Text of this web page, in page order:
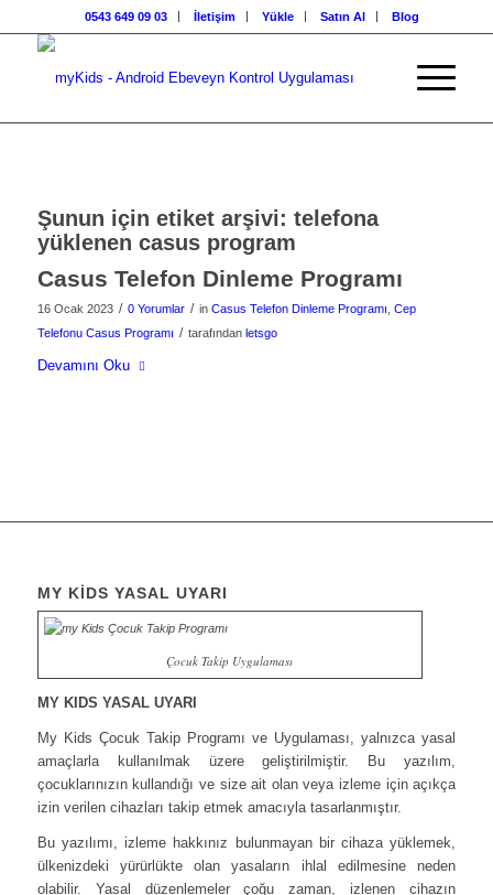
0543 649 09 03 İletişim Yükle Satın Al Blog
Şunun için etiket arşivi: telefona
yüklenen casus program
Casus Telefon Dinleme Programı
16 Ocak 2023 / 0 Yorumlar / in Casus Telefon Dinleme Programı Cep
Telefonu Casus Programı / tarafından letsgo
Devamını Oku
MY KİDS YASAL UYARI
Çocuk Takip Uygulaması
MY KIDS YASAL UYARI
My Kids Çocuk Takip Programı ve Uygulaması, yalnızca yasal
amaçlarla kullanılmak üzere geliştirilmiştir. Bu yazılım,
çocuklarınızın kullandığı ve size ait olan veya izleme için açıkça
izin verilen cihazları takip etmek amacıyla tasarlanmıştır.
Bu yazılımı, izleme hakkınız bulunmayan bir cihaza yüklemek,
ülkenizdeki yürürlükte olan yasaların ihlal edilmesine neden
olabilir. Yasal düzenlemeler çoğu zaman, izlenen cihazın